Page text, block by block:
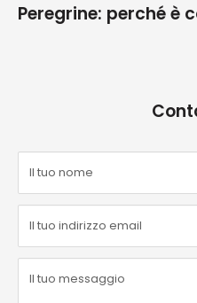
Peregrine: perché è
Il tuo nome
Il tuo indirizzo email
Il tuo messaggio